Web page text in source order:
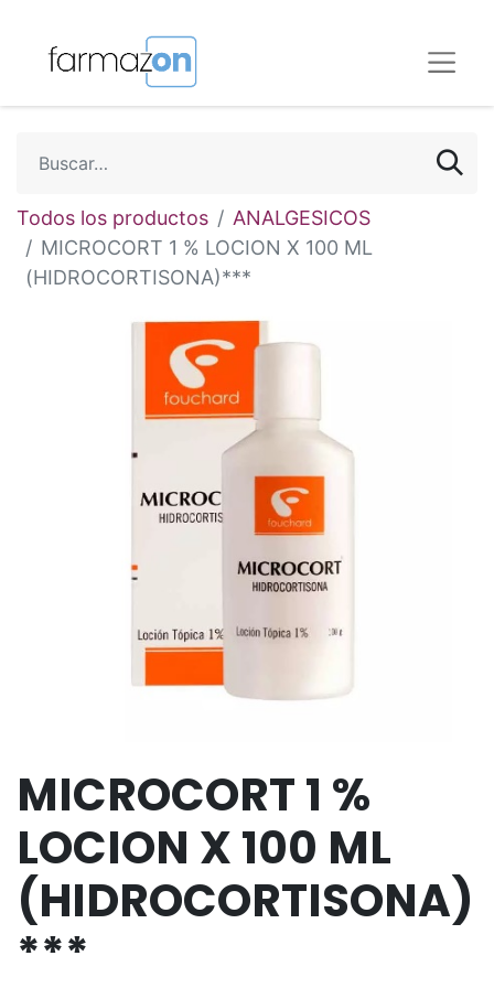
Todos los productos
ANALGESICOS
MICROCORT 1 % LOCION X 100 ML
(HIDROCORTISONA)***
MICROCORT 1 %
LOCION X 100 ML
(HIDROCORTISONA)
***